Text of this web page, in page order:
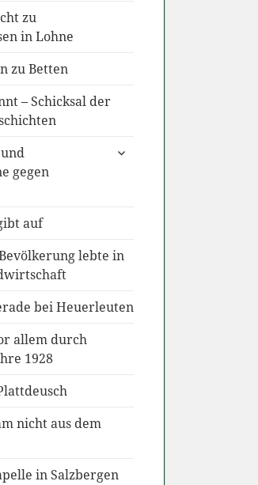
zu
in Lohne
zu Betten
– Schicksal der
gegen
untermenü
auf
lebte in
bei Heuerleuten
allem durch
1928
nicht aus dem
in Salzbergen